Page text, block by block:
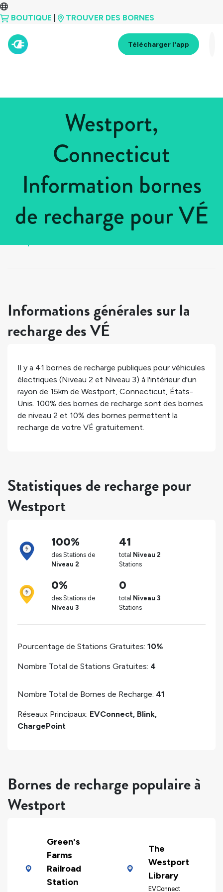
BOUTIQUE TROUVER DES BORNES
Télécharger l'app
Westport,
Connecticut
Information bornes
de recharge pour VÉ
États-Unis > Connecticut
Informations générales sur la
recharge des VÉ
Il y a 41 bornes de recharge publiques pour véhicules
électriques (Niveau 2 et Niveau 3) à l'intérieur d'un
rayon de 15km de Westport, Connecticut, États-
Unis. 100% des bornes de recharge sont des bornes
de niveau 2 et 10% des bornes permettent la
recharge de votre VÉ gratuitement.
Statistiques de recharge pour
Westport
100%
des Stations de
Niveau 2
41
total Niveau 2
Stations
0%
des Stations de
Niveau 3
0
total Niveau 3
Stations
Pourcentage de Stations Gratuites: 10%
Nombre Total de Stations Gratuites: 4
Nombre Total de Bornes de Recharge: 41
Réseaux Principaux: EVConnect, Blink,
ChargePoint
Bornes de recharge populaire à
Westport
Green's
Farms
Railroad
Station
The
Westport
Library
EVConnect